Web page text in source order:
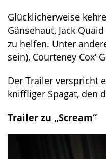
Glücklicherweise
Gänsehaut, Jack
zu helfen. Unter
sein), Courteney Cox‘
Der Trailer verspricht
kniffliger Spagat, den
Trailer zu „Scream“